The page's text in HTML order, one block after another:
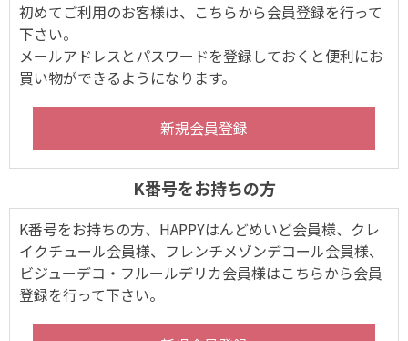
初めてご利用のお客様は、こちらから会員登録を行って
下さい。
メールアドレスとパスワードを登録しておくと便利にお
買い物ができるようになります。
K番号をお持ちの方
K番号をお持ちの方、HAPPYはんどめいど会員様、クレ
イクチュール会員様、フレンチメゾンデコール会員様、
ビジューデコ・フルールデリカ会員様はこちらから会員
登録を行って下さい。